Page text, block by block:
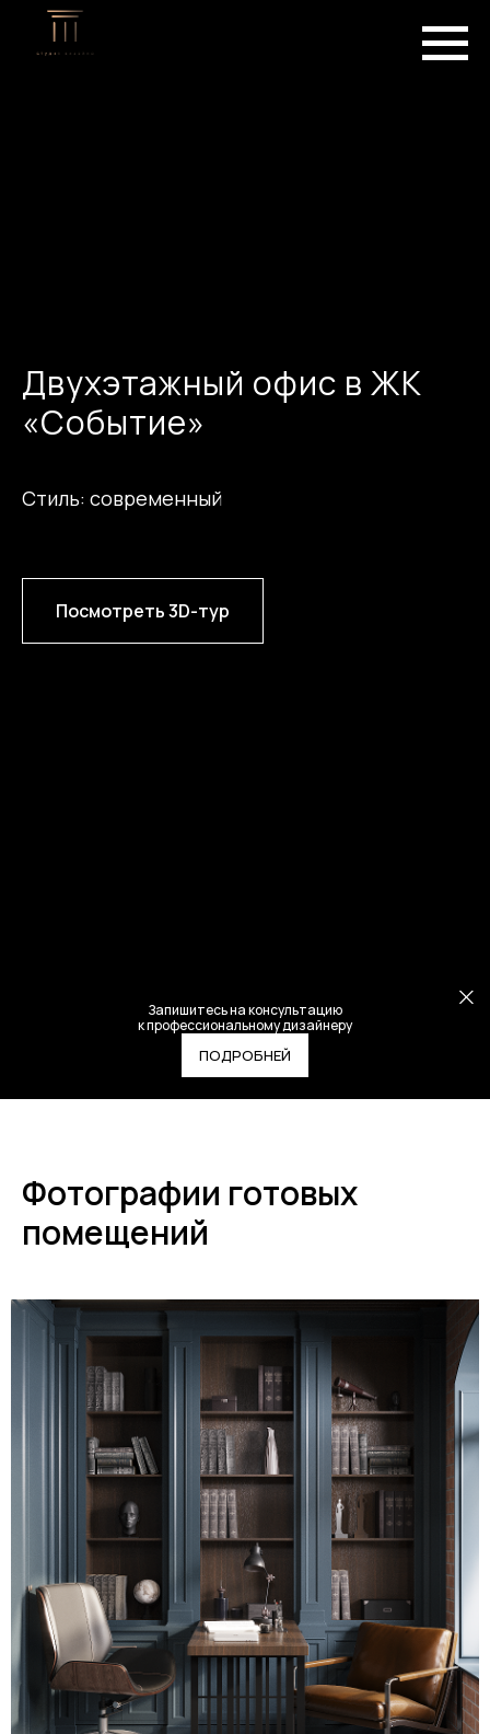
Двухэтажный офис в ЖК
«Событие»
Стиль: современный
Посмотреть 3D-тур
Запишитесь на консультацию
к профессиональному дизайнеру
ПОДРОБНЕЙ
Фотографии готовых
помещений